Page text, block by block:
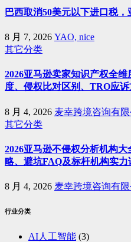
巴西取消50美元以下进口税
8 月 7, 2026 YAO, nice
其它分类
2026亚马逊卖家知识产权全
度、侵权比对区别、TRO应
8 月 4, 2026 麦幸跨境咨询有
其它分类
2026亚马逊不侵权分析机构
略、避坑FAQ及标杆机构实力
8 月 4, 2026 麦幸跨境咨询有
行业分类
AI人工智能 (3)